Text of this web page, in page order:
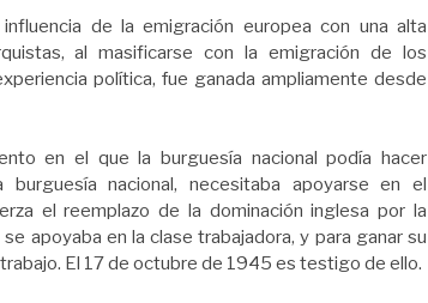
de la emigración europea con una alta
al masificarse con la emigración de los
política, fue ganada ampliamente desde
en el que la burguesía nacional podía hacer
nacional, necesitaba apoyarse en el
el reemplazo de la dominación inglesa por la
apoyaba en la clase trabajadora, y para ganar su
El 17 de octubre de 1945 es testigo de ello.